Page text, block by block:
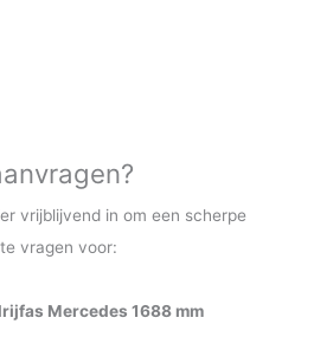
vrijblijvend in om een scherpe
vragen voor:
Mercedes 1688 mm